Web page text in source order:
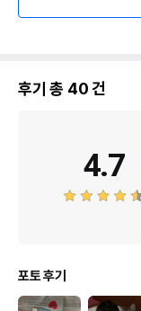
후기 총 40건
4.7
포토 후기